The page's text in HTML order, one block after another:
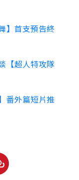
】首支預告終
【超人特攻隊
番外篇短片推